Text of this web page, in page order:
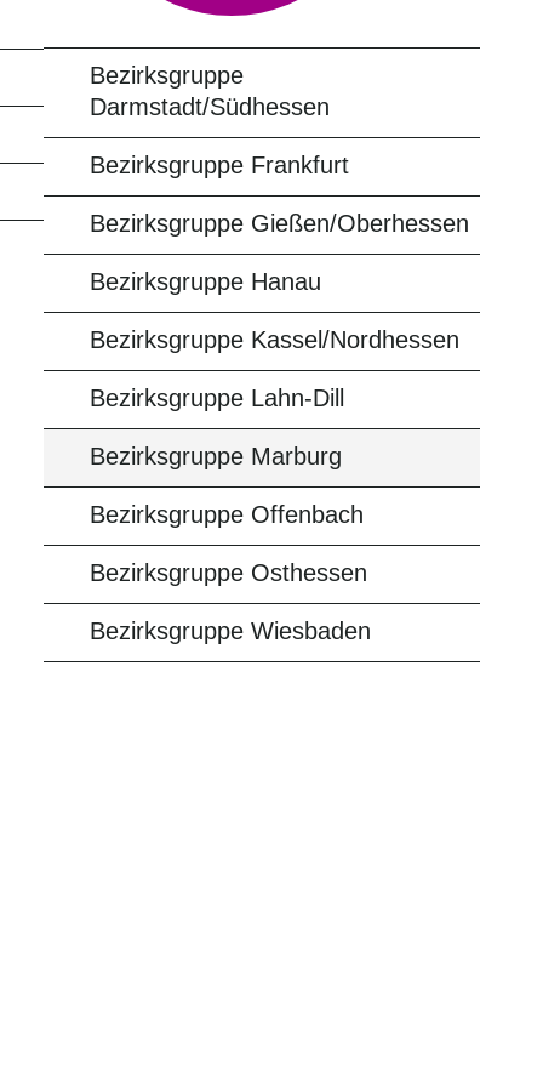
Bezirksgruppe
Darmstadt/Südhessen
Bezirksgruppe Frankfurt
Bezirksgruppe Gießen/Oberhessen
Bezirksgruppe Hanau
Bezirksgruppe Kassel/Nordhessen
Bezirksgruppe Lahn-Dill
Bezirksgruppe Marburg
Bezirksgruppe Offenbach
Bezirksgruppe Osthessen
Bezirksgruppe Wiesbaden